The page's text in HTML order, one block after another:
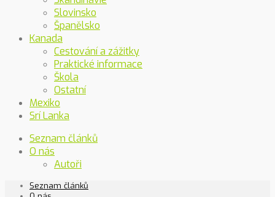
Slovinsko
Španělsko
Kanada
Cestování a zážitky
Praktické informace
Škola
Ostatní
Mexiko
Srí Lanka
Seznam článků
O nás
Autoři
Seznam článků